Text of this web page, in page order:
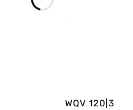
WQV 120|3